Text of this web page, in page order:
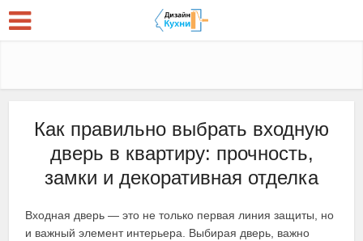
Как правильно выбрать входную
дверь в квартиру: прочность,
замки и декоративная отделка
Входная дверь — это не только первая линия защиты, но
и важный элемент интерьера. Выбирая дверь, важно